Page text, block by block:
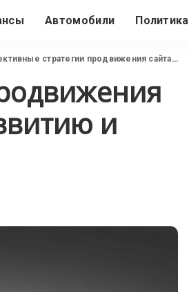
Автомобили Политика
стратегии продвижения сайта в ОАЭ: советы по развитию и привлечению клиентов
и